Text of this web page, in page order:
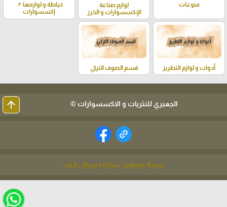
منوعات
لوازم صناعة
الإكسسوارات و الخرز
خياطة و لوازمها 📌
إكسسوارات
أدوات و لوازم التطريز قسم الصوف التركي
الجعبري للنثريات و الاكسسوارات © arrow_upward
برمجة وتطوير شركة ديجيتال لايف